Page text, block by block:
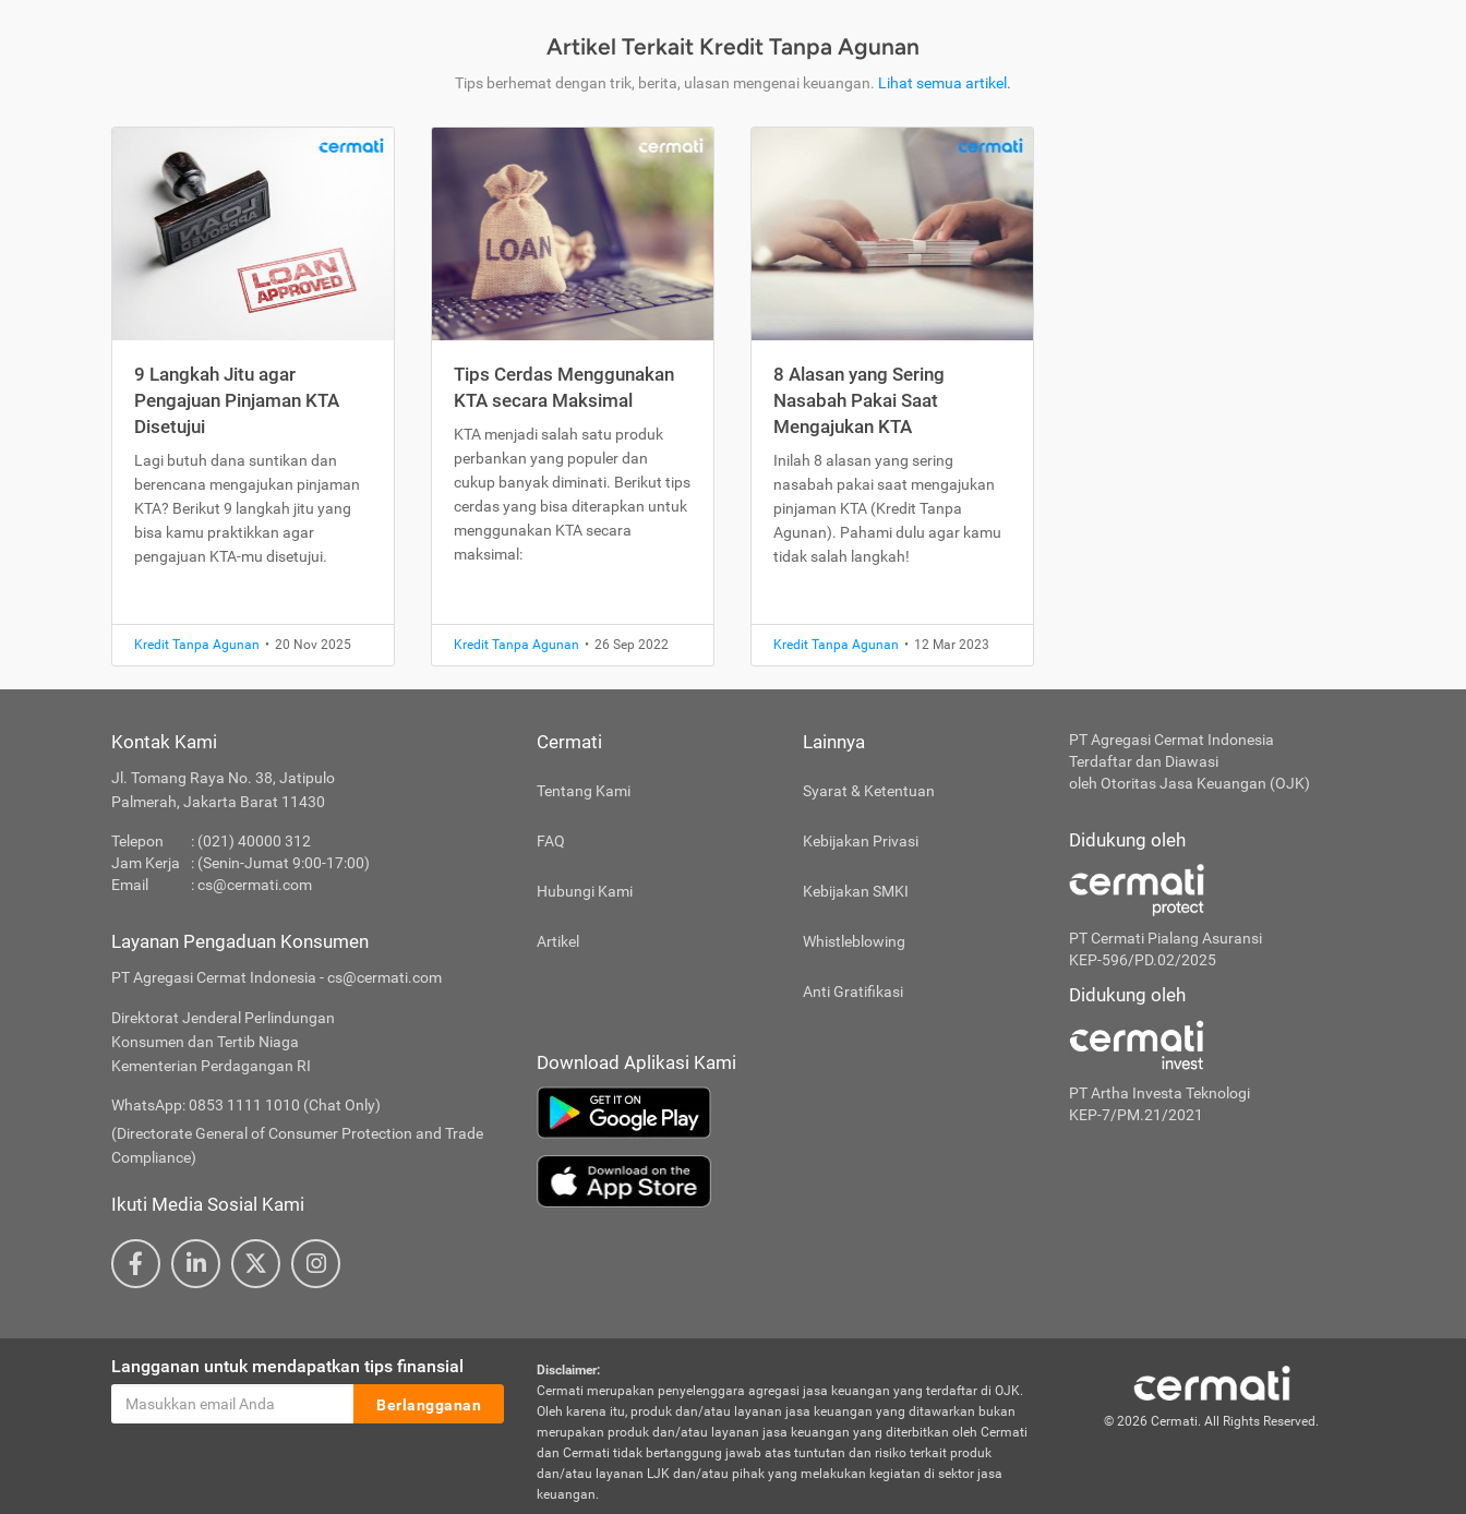
Artikel Terkait Kredit Tanpa Agunan
Tips berhemat dengan trik, berita, ulasan mengenai keuangan. Lihat semua artikel .
9 Langkah Jitu agar
Pengajuan Pinjaman KTA
Disetujui
Lagi butuh dana suntikan dan
berencana mengajukan pinjaman
KTA? Berikut 9 langkah jitu yang
bisa kamu praktikkan agar
pengajuan KTA-mu disetujui.
Kredit Tanpa Agunan • 20 Nov 2025
Tips Cerdas Menggunakan
KTA secara Maksimal
KTA menjadi salah satu produk
perbankan yang populer dan
cukup banyak diminati. Berikut tips
cerdas yang bisa diterapkan untuk
menggunakan KTA secara
maksimal:
Kredit Tanpa Agunan • 26 Sep 2022
8 Alasan yang Sering
Nasabah Pakai Saat
Mengajukan KTA
Inilah 8 alasan yang sering
nasabah pakai saat mengajukan
pinjaman KTA (Kredit Tanpa
Agunan). Pahami dulu agar kamu
tidak salah langkah!
Kredit Tanpa Agunan • 12 Mar 2023
Kontak Kami
Jl. Tomang Raya No. 38, Jatipulo
Palmerah, Jakarta Barat 11430
Telepon
: (021) 40000 312
Jam Kerja
: (Senin-Jumat 9:00-17:00)
Email
:cs@cermati.com
Layanan Pengaduan Konsumen
PT Agregasi Cermat Indonesia - cs@cermati.com
Direktorat Jenderal Perlindungan
Konsumen dan Tertib Niaga
Kementerian Perdagangan RI
WhatsApp: 0853 1111 1010 (Chat Only)
(Directorate General of Consumer Protection and Trade
Compliance)
Ikuti Media Sosial Kami
Cermati
Tentang Kami
FAQ
Hubungi Kami
Artikel
Lainnya
Syarat & Ketentuan
Kebijakan Privasi
Kebijakan SMKI
Whistleblowing
Anti Gratifikasi
Download Aplikasi Kami
PT Agregasi Cermat Indonesia
Terdaftar dan Diawasi
oleh Otoritas Jasa Keuangan (OJK)
Didukung oleh
PT Cermati Pialang Asuransi
KEP-596/PD.02/2025
Didukung oleh
PT Artha Investa Teknologi
KEP-7/PM.21/2021
Langganan untuk mendapatkan tips finansial
Berlangganan
Disclaimer:
Cermati merupakan penyelenggara agregasi jasa keuangan yang terdaftar di OJK.
Oleh karena itu, produk dan/atau layanan jasa keuangan yang ditawarkan bukan
merupakan produk dan/atau layanan jasa keuangan yang diterbitkan oleh Cermati
dan Cermati tidak bertanggung jawab atas tuntutan dan risiko terkait produk
dan/atau layanan LJK dan/atau pihak yang melakukan kegiatan di sektor jasa
keuangan.
© 2026 Cermati. All Rights Reserved.